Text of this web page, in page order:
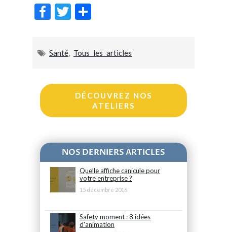
F
b
T
er g
Santé, Tous les articles
DÉCOUVREZ NOS
ATELIERS
NOS DERNIERS ARTICLES
Quelle affiche canicule pour
votre entreprise ?
15 décembre 2016
Safety moment : 8 idées
d'animation